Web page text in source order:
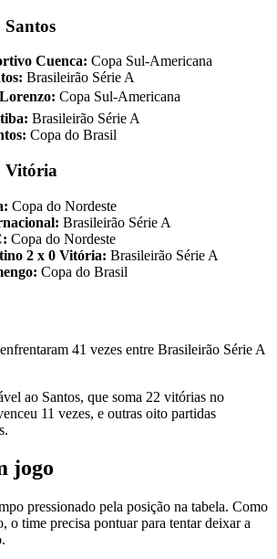
Cuenca: Copa Sul-Americana
Brasileirão Série A
Copa Sul-Americana
Brasileirão Série A
Copa do Brasil
Vitória
Copa do Nordeste
Brasileirão Série A
Copa do Nordeste
2 x 0 Vitória: Brasileirão Série A
Copa do Brasil
41 vezes entre Brasileirão Série A
ao Santos, que soma 22 vitórias no
11 vezes, e outras oito partidas
jogo
pressionado pela posição na tabela. Como
o time precisa pontuar para tentar deixar a